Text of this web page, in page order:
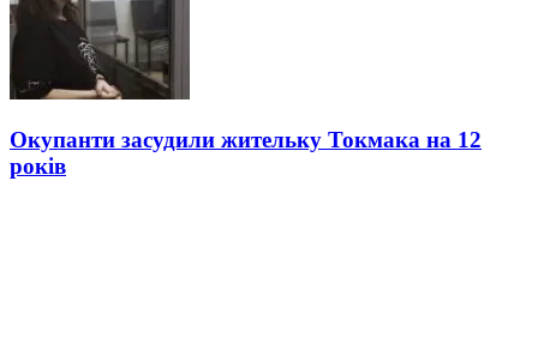
Окупанти засудили жительку Токмака на 12
років